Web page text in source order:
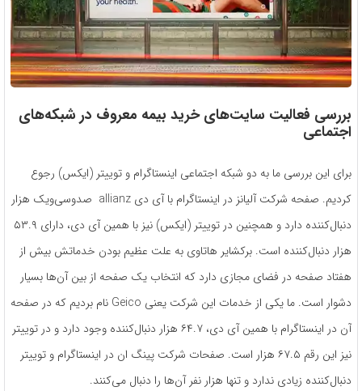
بررسی فعالیت سایت‌های خرید بیمه معروف در شبکه‌های
اجتماعی
برای این بررسی ما به دو شبکه اجتماعی اینستاگرام و توییتر (ایکس) رجوع
کردیم. صفحه شرکت آلیانز در اینستاگرام با آی دی allianz صدوسی‌ویک هزار
دنبال‌کننده دارد و همچنین در توییتر (ایکس) نیز با همین آی دی، دارای ۵۳.۹
هزار دنبال‌کننده است. برکشایر هاتاوی به علت عظیم بودن خدماتش بیش از
هفتاد صفحه در فضای مجازی دارد که انتخاب یک صفحه از بین آن‌ها بسیار
دشوار است. ما یکی از خدمات این شرکت یعنی Geico نام بردیم که در صفحه‌
آن در اینستاگرام با همین آی دی، ۶۴.۷ هزار دنبال‌کننده وجود دارد و در توییتر
نیز این رقم ۶۷.۵ هزار است. صفحات شرکت پینگ ان در اینستاگرام و توییتر
دنبال‌کننده زیادی ندارد و تنها هزار نفر آن‌ها را دنبال می‌کنند.